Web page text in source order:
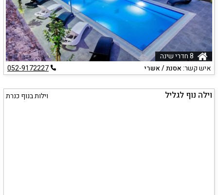
איש קשר:אסנת / אשרי 052-9172227
וילה נוף לגליל וילות בנוף כנרת